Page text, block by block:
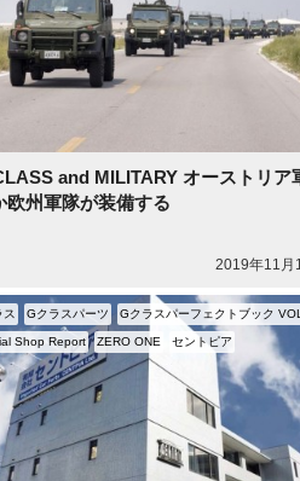
and MILITARY オーストリア
欧州軍隊が装備する
2019年11月
ス Gクラスパーツ Gクラスパーフェクトブック
Shop Report ZERO ONE セントピア